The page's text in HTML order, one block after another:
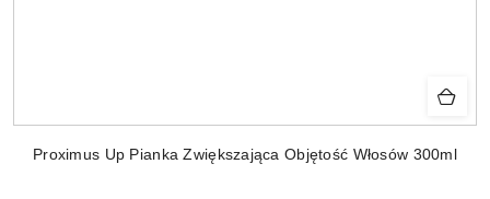
Proximus Up Pianka Zwiększająca Objętość Włosów 300ml